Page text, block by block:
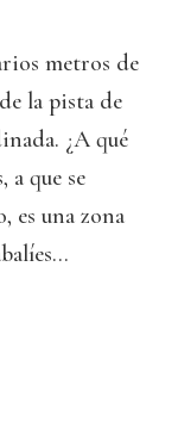
metros de
la pista de
¿A qué
a que se
es una zona